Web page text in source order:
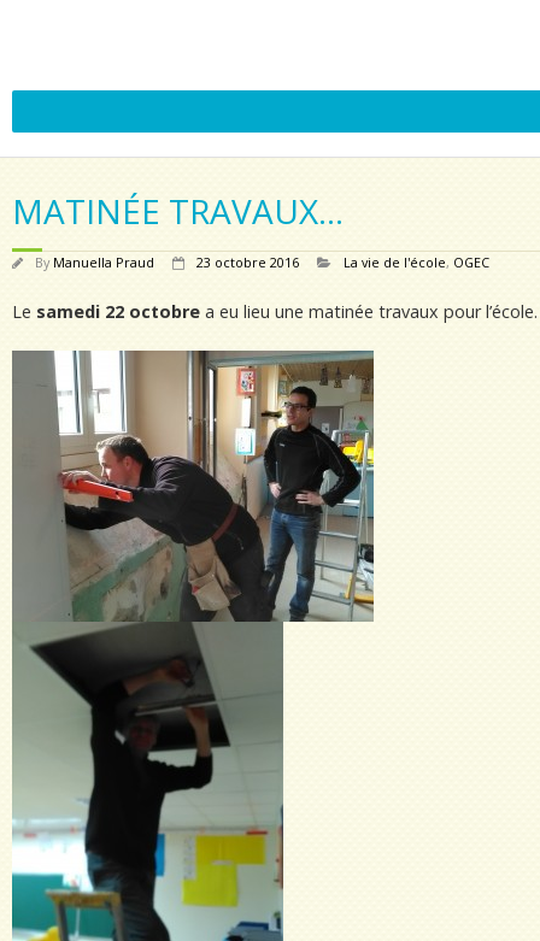
MATINÉE TRAVAUX…
By Manuella Praud 23 octobre 2016 La vie de l'école, OGEC
Le samedi 22 octobre a eu lieu une matinée travaux pour l’école.